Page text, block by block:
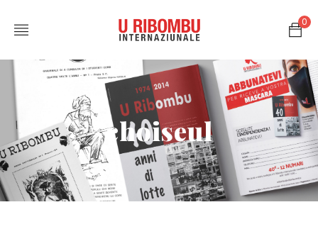
0
choiseul